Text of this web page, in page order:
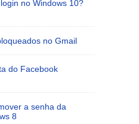
no Windows 10?
no Gmail
do Facebook
a senha da
8